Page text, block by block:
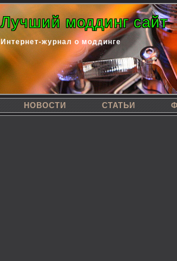
Лучший моддинг сайт
Интернет-журнал о моддинге
НОВОСТИ СТАТЬИ